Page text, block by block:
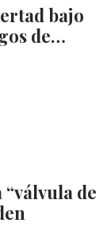
bajo
de…
de